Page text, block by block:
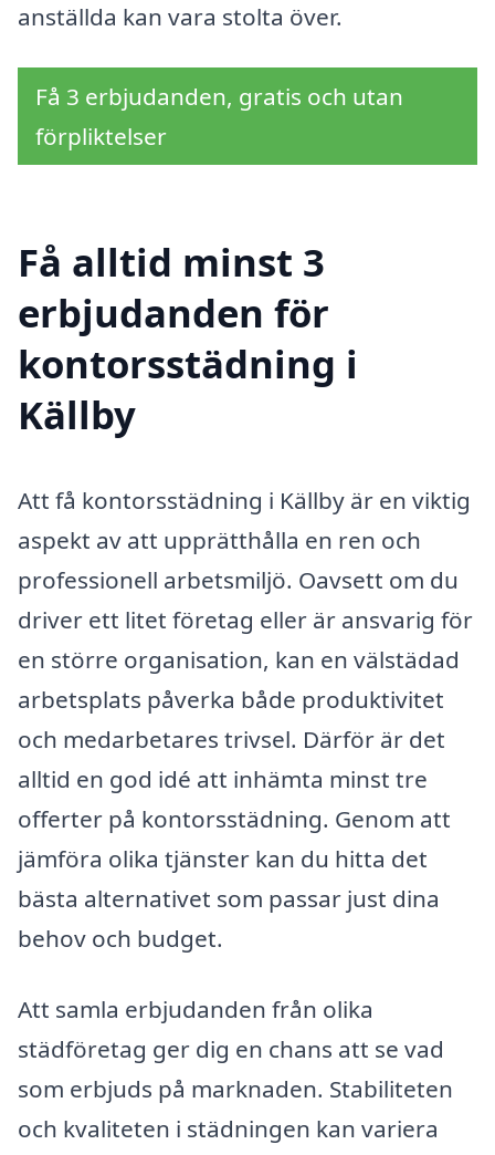
anställda kan vara stolta över.
Få 3 erbjudanden, gratis och utan
förpliktelser
Få alltid minst 3
erbjudanden för
kontorsstädning i
Källby
Att få kontorsstädning i Källby är en viktig
aspekt av att upprätthålla en ren och
professionell arbetsmiljö. Oavsett om du
driver ett litet företag eller är ansvarig för
en större organisation, kan en välstädad
arbetsplats påverka både produktivitet
och medarbetares trivsel. Därför är det
alltid en god idé att inhämta minst tre
offerter på kontorsstädning. Genom att
jämföra olika tjänster kan du hitta det
bästa alternativet som passar just dina
behov och budget.
Att samla erbjudanden från olika
städföretag ger dig en chans att se vad
som erbjuds på marknaden. Stabiliteten
och kvaliteten i städningen kan variera